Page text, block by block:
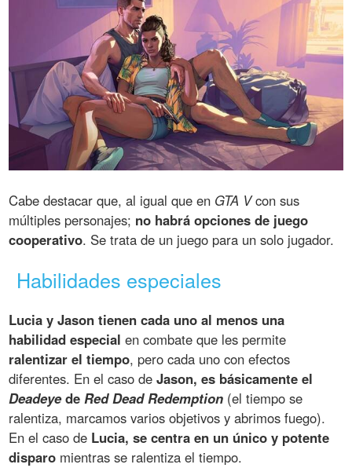
Cabe destacar que, al igual que en GTA Vcon sus
múltiples personajes; no habrá opciones de juego
cooperativo. Se trata de un juego para un solo jugador.
Habilidades especiales
Lucia y Jason tienen cada uno al menos una
habilidad especial en combate que les permite
ralentizar el tiempo, pero cada uno con efectos
diferentes. En el caso deJason, es básicamente el
DeadeyedeRed Dead Redemption (el tiempo se
ralentiza, marcamos varios objetivos y abrimos fuego).
En el caso de Lucia, se centra en un único y potente
disparo mientras se ralentiza el tiempo.